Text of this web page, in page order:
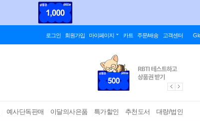
로그인 회원가입 마이페이지 카트 주문/배송 고객센터
예사단독판매 이달의사은품 특가할인 추천도서 대량/법인